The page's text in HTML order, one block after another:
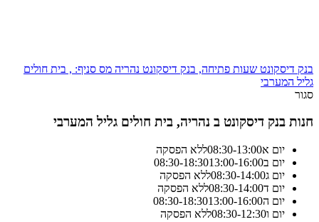
בנק דיסקונט שעות פתיחה, בנק דיסקונט נהריה מס סניף: , בית חולים
גליל המערבי
סגור
חנות בנק דיסקונט ב נהריה, בית חולים גליל המערבי
יום א 08:30-13:00
ללא הפסקה
יום ב
08:30-18:3013:00-16:00
יום ג
08:30-14:00
ללא הפסקה
יום ד
08:30-14:00
ללא הפסקה
יום ה
08:30-18:3013:00-16:00
יום ו
08:30-12:30
ללא הפסקה